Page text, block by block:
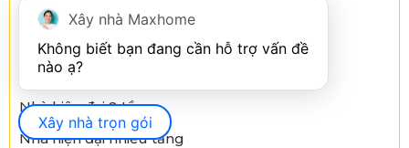
Nhà cấp 4
Nhà cấp 4/ nhà vườn
Nhà hiện đại 1 tầng
Nhà hiện đại 2 tầng
Nhà hiện đại nhiều tầng
Xây nhà Maxhome
Không biết bạn đang cần hỗ trợ vấn đề
Xây nhà trọn gói